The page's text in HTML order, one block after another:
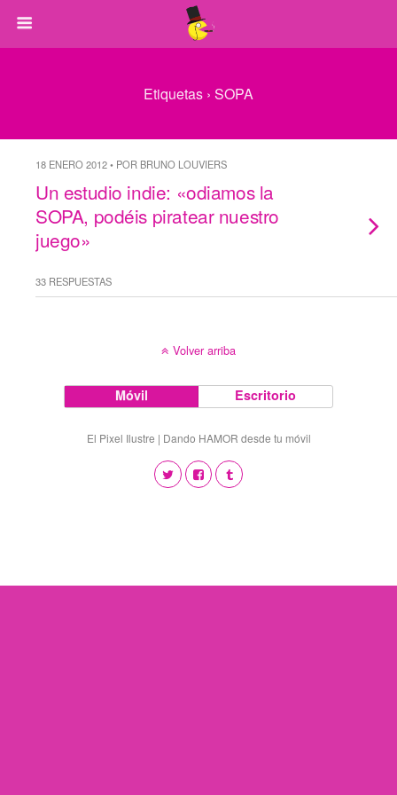
Etiquetas › SOPA
18 ENERO 2012 • POR BRUNO LOUVIERS
Un estudio indie: «odiamos la
SOPA, podéis piratear nuestro
juego»
33 RESPUESTAS
Volver arriba
Móvil Escritorio
El Pixel Ilustre | Dando HAMOR desde tu móvil